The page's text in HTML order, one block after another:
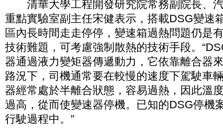
清華大學工程開發研究院常務副院長、
重點實驗室副主任宋健表示，搭載DSG變速
區內長時間走走停停，變速箱過熱問題仍是
技術難題，可考慮強制散熱的技術手段。
器通過液力變矩器傳遞動力，它依靠離合器
路況下，司機通常要在較慢的速度下駕駛車
器經常處於半離合狀態，容易過熱，因此溫
過高，從而使變速器停機。已知的DSG停機
行駛過程中。”